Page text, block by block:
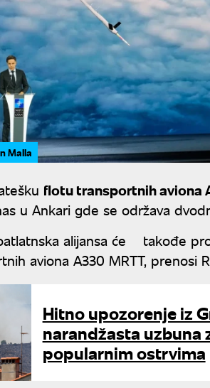
Malla
flotu transportnih aviona
u Ankari gde se održava
alijansa će takođe
aviona A330 MRTT, prenosi
Hitno upozorenje iz
narandžasta uzbuna
popularnim ostrvima